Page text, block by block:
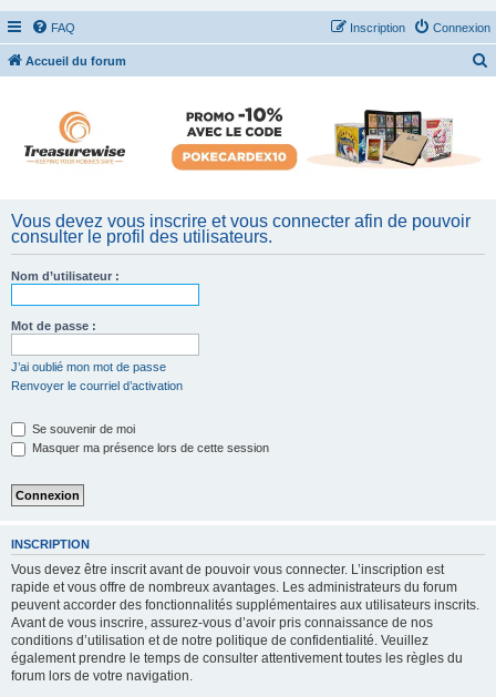
FAQ Connexion
Inscription
Accueil du forum
Vous devez vous inscrire et vous connecter afin de pouvoir
consulter le profil des utilisateurs.
Nom d’utilisateur :
Mot de passe :
J’ai oublié mon mot de passe
Renvoyer le courriel d’activation
Se souvenir de moi
Masquer ma présence lors de cette session
INSCRIPTION
Vous devez être inscrit avant de pouvoir vous connecter. L’inscription est
rapide et vous offre de nombreux avantages. Les administrateurs du forum
peuvent accorder des fonctionnalités supplémentaires aux utilisateurs inscrits.
Avant de vous inscrire, assurez-vous d’avoir pris connaissance de nos
conditions d’utilisation et de notre politique de confidentialité. Veuillez
également prendre le temps de consulter attentivement toutes les règles du
forum lors de votre navigation.